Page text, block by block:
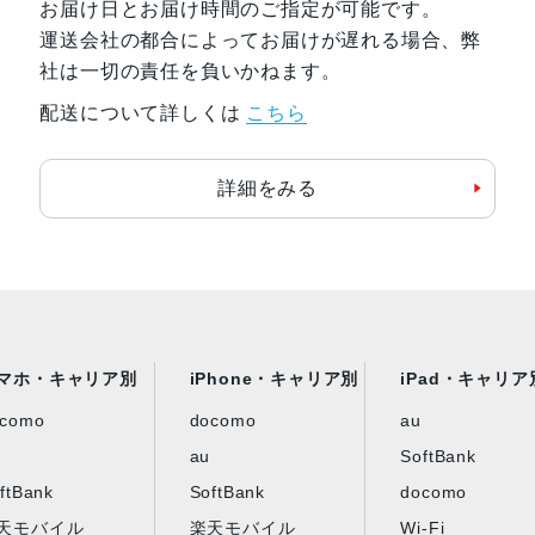
8GB/256GB
バッテリー容量 5000ｍAh
発売日 2023年10月6日
お届け日とお届け時間のご指定が可能です。
運送会社の都合によってお届けが遅れる場合、弊
社は一切の責任を負いかねます。
配送について詳しくは こちら
詳細をみる
ホ・キャリア別
モバイル
iPhone・キャリア別
docomo
au
SoftBank
楽天モバイル
iPad・キャリア
au
SoftBank
docomo
Wi-Fi